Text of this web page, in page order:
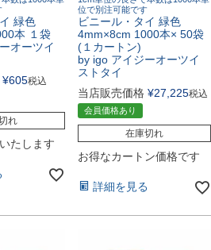
緑色
本 １袋
オーツイ
¥605税込
れ
たします
位で別注可能です
ビニール・タイ 緑色
4mm×8cm 1000本× 50袋
(１カートン)
by igo アイジーオーツイ
ストタイ
当店販売価格 ¥27,225税込
会員価格あり
在庫切れ
お得なカートン価格です
詳細を見る